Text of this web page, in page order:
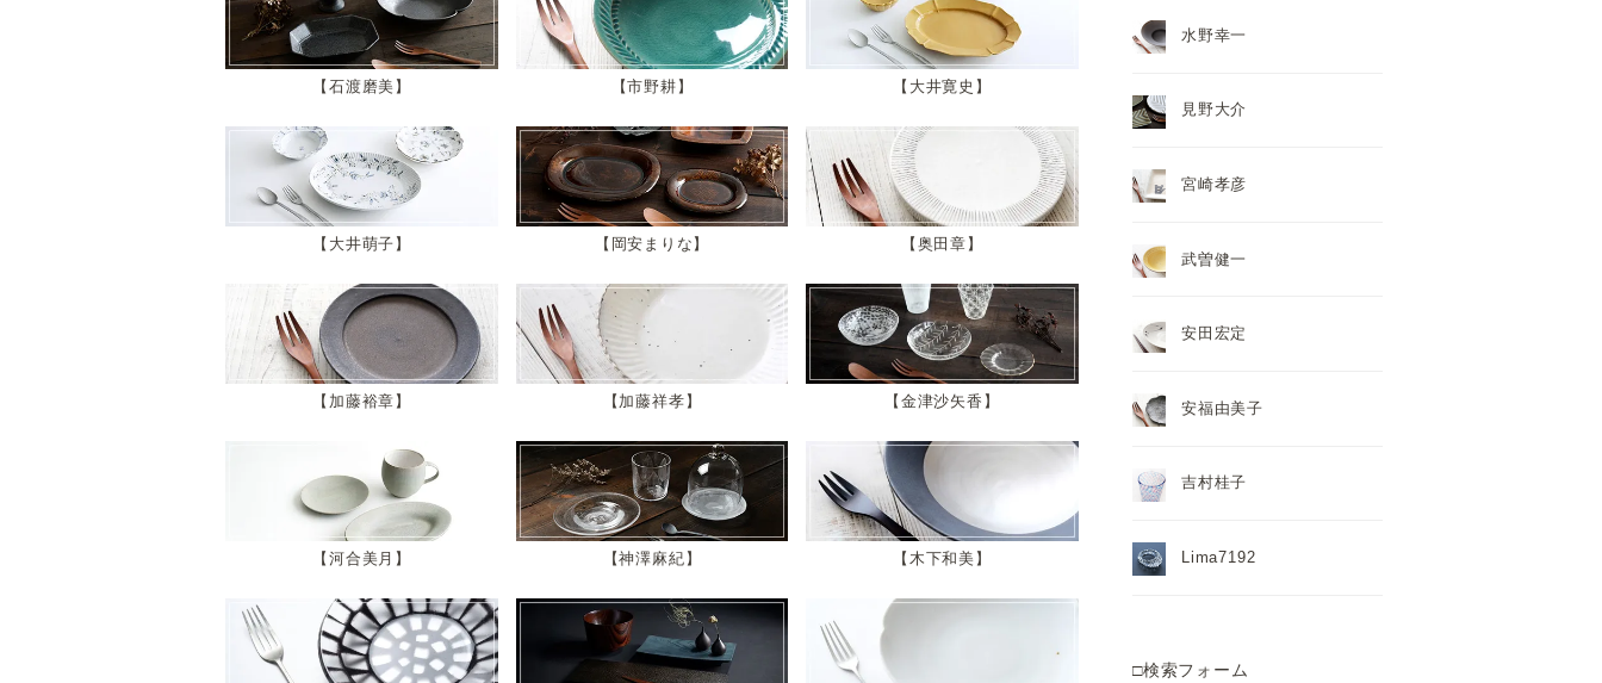
石渡磨美 市野耕 大井寛史
大井萌子 岡安まりな 奥田章
加藤裕章 加藤祥孝 金津沙矢香
河合美月 神澤麻紀 木下和美
水野幸一
見野大介
宮崎孝彦
武曽健一
安田宏定
安福由美子
吉村桂子
Lima7192
□検索フォーム